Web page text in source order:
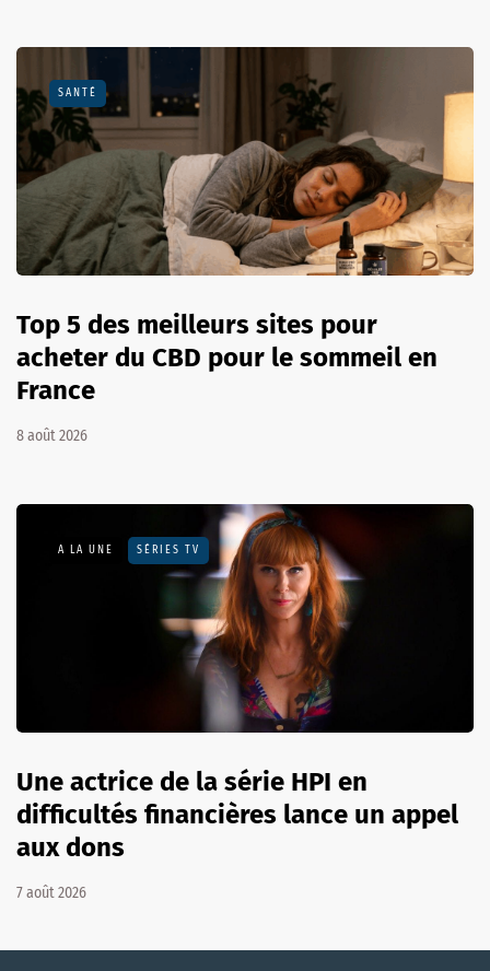
SANTÉ
Top 5 des meilleurs sites pour
acheter du CBD pour le sommeil en
France
8 août 2026
A LA UNE SÉRIES TV
Une actrice de la série HPI en
difficultés financières lance un appel
aux dons
7 août 2026